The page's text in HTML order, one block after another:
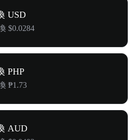
USD
$0.0284
PHP
₱1.73
AUD